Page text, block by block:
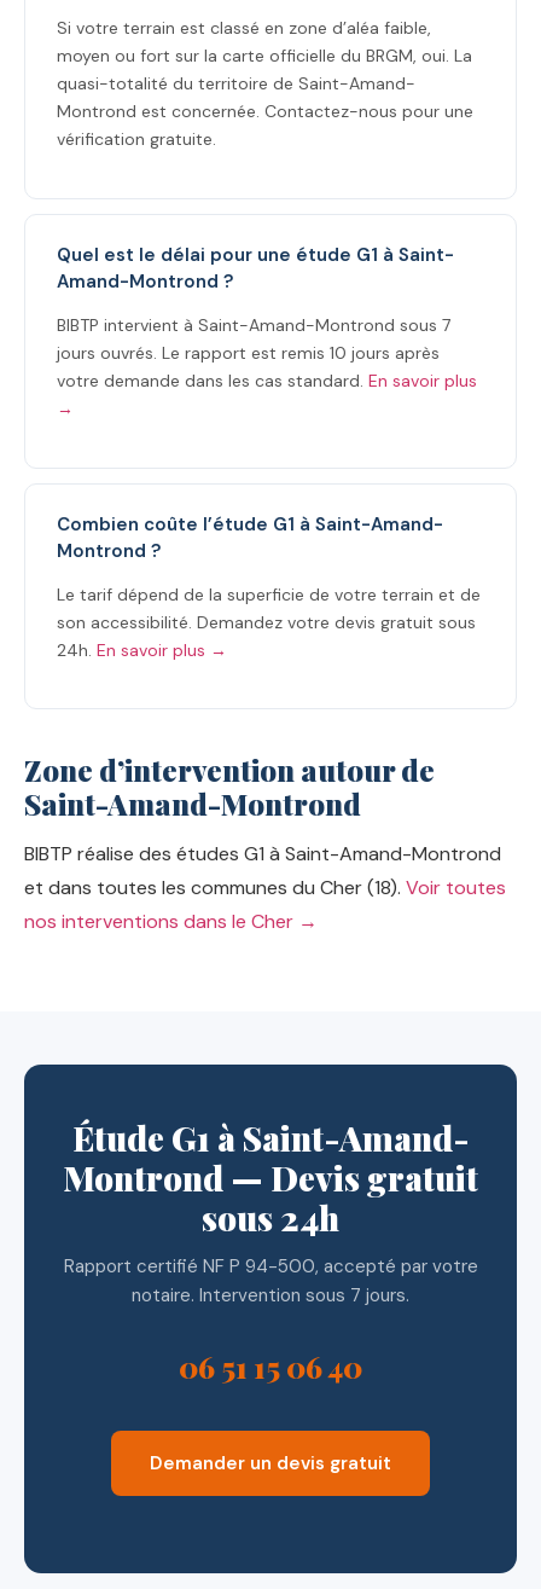
Si votre terrain est classé en zone d’aléa faible,
moyen ou fort sur la carte officielle du BRGM, oui. La
quasi-totalité du territoire de Saint-Amand-
Montrond est concernée. Contactez-nous pour une
vérification gratuite.
Quel est le délai pour une étude G1 à Saint-
Amand-Montrond ?
BIBTP intervient à Saint-Amand-Montrond sous 7
jours ouvrés. Le rapport est remis 10 jours après
votre demande dans les cas standard. En savoir plus
→
Combien coûte l’étude G1 à Saint-Amand-
Montrond ?
Le tarif dépend de la superficie de votre terrain et de
son accessibilité. Demandez votre devis gratuit sous
24h. En savoir plus →
Zone d’intervention autour de
Saint-Amand-Montrond
BIBTP réalise des études G1 à Saint-Amand-Montrond
et dans toutes les communes du Cher (18). Voir toutes
nos interventions dans le Cher →
Étude G1 à Saint-Amand-
Montrond — Devis gratuit
sous 24h
Rapport certifié NF P 94-500, accepté par votre
notaire. Intervention sous 7 jours.
06 51 15 06 40
Demander un devis gratuit